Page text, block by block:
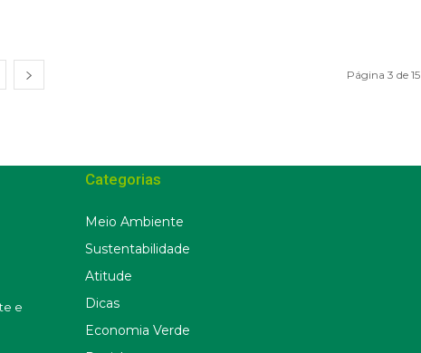
Página 3 de 15
e
Categorias
Meio Ambiente
Sustentabilidade
Atitude
Dicas
Economia Verde